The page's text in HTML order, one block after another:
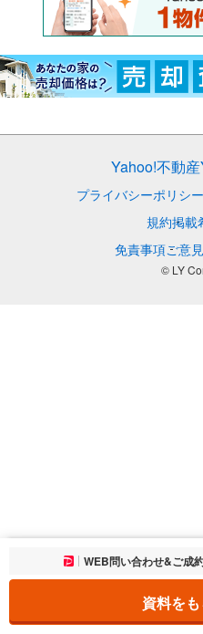
お気に入りに追加しました。
WEB問い合わせ&ご成
資料をも
Yahoo!不動産
プライバシーポリシー
規約掲載
免責事項ご意
© LY